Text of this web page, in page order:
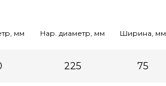
мм Нар. диаметр, мм Ширина, мм
225 75